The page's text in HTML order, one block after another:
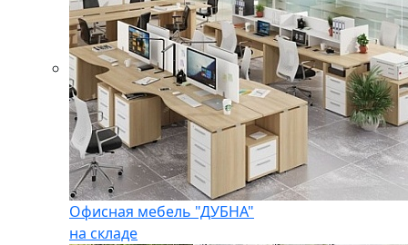
Офисная мебель "ДУБНА"
на складе